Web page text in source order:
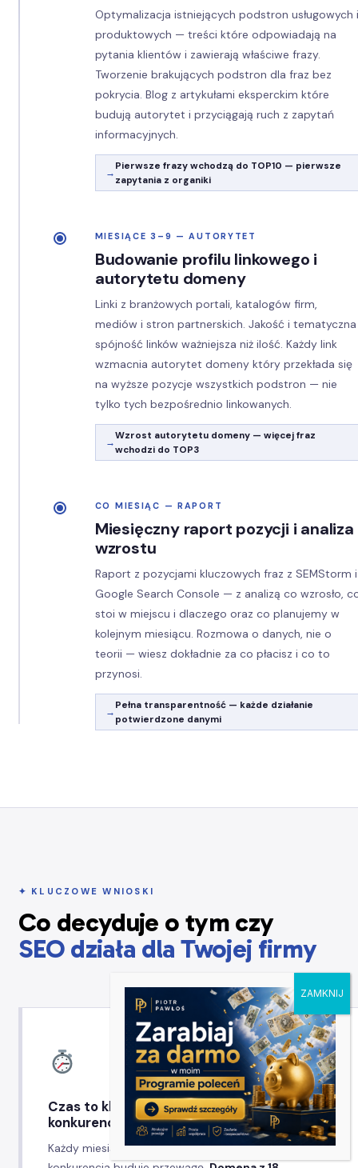
Optymalizacja istniejących podstron usługowych i
produktowych — treści które odpowiadają na
pytania klientów i zawierają właściwe frazy.
Tworzenie brakujących podstron dla fraz bez
pokrycia. Blog z artykułami eksperckim które
budują autorytet i przyciągają ruch z zapytań
informacyjnych.
Pierwsze frazy wchodzą do TOP10 — pierwsze
zapytania z organiki
MIESIĄCE 3–9 — AUTORYTET
Budowanie profilu linkowego i
autorytetu domeny
Linki z branżowych portali, katalogów firm,
mediów i stron partnerskich. Jakość i tematyczna
spójność linków ważniejsza niż ilość. Każdy link
wzmacnia autorytet domeny który przekłada się
na wyższe pozycje wszystkich podstron — nie
tylko tych bezpośrednio linkowanych.
Wzrost autorytetu domeny — więcej fraz
wchodzi do TOP3
CO MIESIĄC — RAPORT
Miesięczny raport pozycji i analiza
wzrostu
Raport z pozycjami kluczowych fraz z SEMStorm i
Google Search Console — z analizą co wzrosło,
stoi w miejscu i dlaczego oraz co planujemy w
kolejnym miesiącu. Rozmowa o danych, nie o
teorii — wiesz dokładnie za co płacisz i co to
przynosi.
Pełna transparentność — każde działanie
potwierdzone danymi
✦ KLUCZOWE WNIOSKI
Co decyduje o tym czy
SEO działa dla Twojej firmy
Czas to kluczowy czynnik — zacznij przed
konkurencją
Każdy miesiąc bez SEO to miesiąc w którym